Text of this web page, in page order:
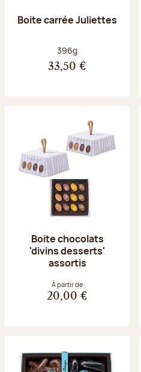
Boite carrée Juliettes
Poids net :
396g
33,50 €
Boite chocolats
'divins desserts'
assortis
À partir de
20,00 €